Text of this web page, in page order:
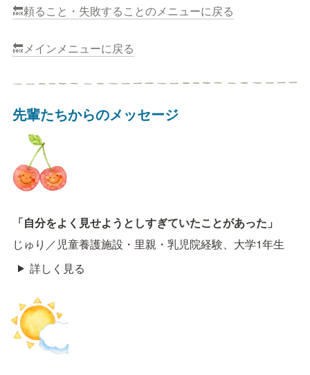
🔙頼ること・失敗することのメニューに戻る
🔙メインメニューに戻る
先輩たちからのメッセージ
「自分をよく見せようとしすぎていたことがあった」
じゅり／児童養護施設・里親・乳児院経験、大学1年生
詳しく見る